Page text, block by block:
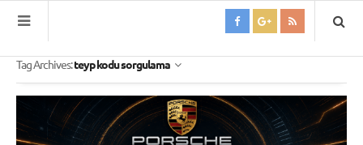
Tag Archives:teyp kodu sorgulama